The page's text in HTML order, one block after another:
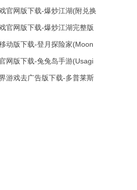
Store Simulator)移动版
下载
官网版下载-爆炒江湖(附兑换
安卓版下载
官网版下载-爆炒江湖完整版
下载
动版下载-登月探险家(Moon
版v2.8.6安卓版下载
网版下载-兔兔岛手游(Usagi
v1.9.2安卓版下载
游戏去广告版下载-多普莱斯